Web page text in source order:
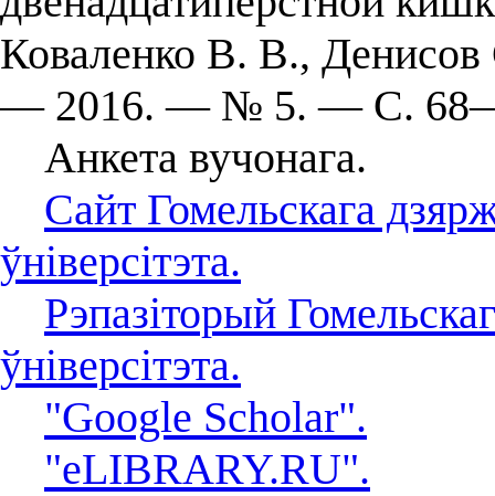
Коваленко В. В.,
— 2016. — № 5. — С.
Анкета вучонага.
Сайт Гомельскага
ўніверсітэта.
Рэпазіторый
ўніверсітэта.
"Google Scholar".
"eLIBRARY.RU".